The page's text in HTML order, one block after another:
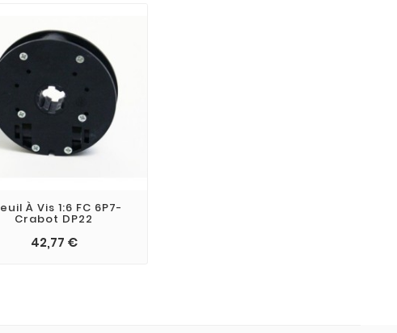
À Vis 1:6 FC 6P7-
Crabot DP22
42,77 €